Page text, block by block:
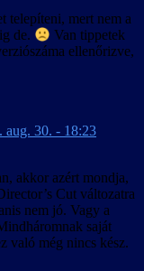
telepíteni, mert nem a
de.
Van tippetek
ellenőrizve,
aug. 30. - 18:23
akkor azért mondja,
Cut változatra
nem jó. Vagy a
saját
való még nincs kész.